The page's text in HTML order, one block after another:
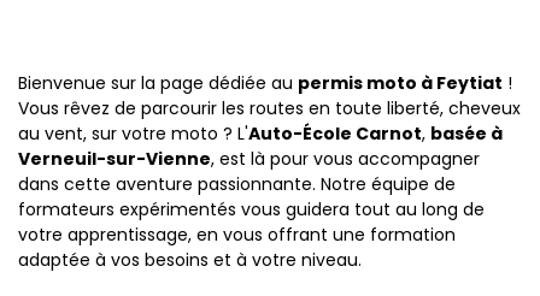
Bienvenue sur la page dédiée au permis moto à Feytiat !
Vous rêvez de parcourir les routes en toute liberté, cheveux
au vent, sur votre moto ? L'Auto-École Carnot, basée à
Verneuil-sur-Vienne, est là pour vous accompagner
dans cette aventure passionnante. Notre équipe de
formateurs expérimentés vous guidera tout au long de
votre apprentissage, en vous offrant une formation
adaptée à vos besoins et à votre niveau.